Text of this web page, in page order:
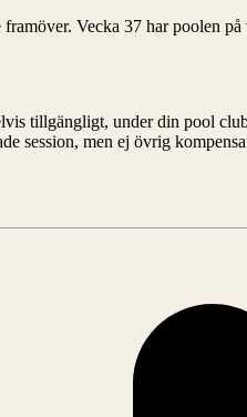
Vecka 37 har poolen
tillgängligt, under din pool
session, men ej övrig